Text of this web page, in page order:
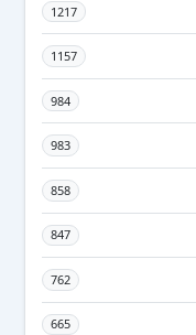
1217
1157
984
983
858
847
762
665